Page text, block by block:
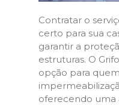
Contratar o
certo para sua
garantir a
estruturas. O
opção para
oferecendo uma